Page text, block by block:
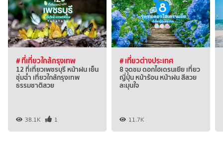
# ที่เที่ยวใกล้กรุงเทพ
12 ที่เที่ยวเพชรบุรี หน้าฝน เย็น
ชุ่มฉ่ำ เที่ยวใกล้กรุงเทพ
ธรรมชาติสวย
38.1K 1
# เที่ยวต่างประเทศ
8 จุดชม ดอกไฮเดรนเยีย เที่ยว
ญี่ปุ่น หน้าร้อน หน้าฝน สีสวย
ละมุนใจ
11.7K